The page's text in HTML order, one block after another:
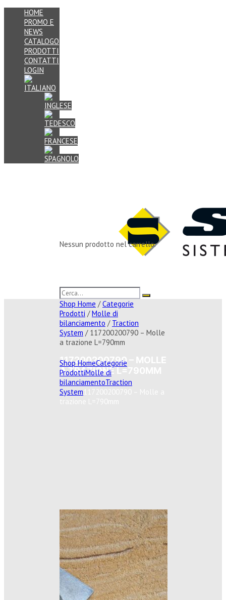
HOME
PROMO E
NEWS
CATALOGO
PRODOTTI
CONTATTI
LOGIN
Nessun prodotto nel carrello.
Shop Home /Categorie
Prodotti /Molle di
bilanciamento / Traction
System / 117200200790 – Molle
a trazione L=790mm
117200200790 – MOLLE
A TRAZIONE L=790MM
Shop HomeCategorie
ProdottiMolle di
bilanciamentoTraction
System